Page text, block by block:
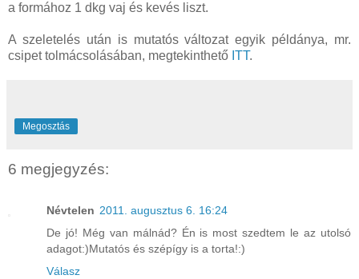
a formához 1 dkg vaj és kevés liszt.
A szeletelés után is mutatós változat egyik példánya, mr.
csipet tolmácsolásában, megtekinthető ITT.
Megosztás
6 megjegyzés:
Névtelen 2011. augusztus 6. 16:24
De jó! Még van málnád? Én is most szedtem le az utolsó
adagot:)Mutatós és szépígy is a torta!:)
Válasz